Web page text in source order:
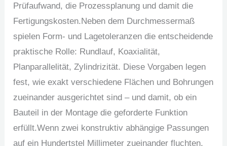
Prüfaufwand, die Prozessplanung und damit die
Fertigungskosten.Neben dem Durchmessermaß
spielen Form- und Lagetoleranzen die entscheidende
praktische Rolle: Rundlauf, Koaxialität,
Planparallelität, Zylindrizität. Diese Vorgaben legen
fest, wie exakt verschiedene Flächen und Bohrungen
zueinander ausgerichtet sind – und damit, ob ein
Bauteil in der Montage die geforderte Funktion
erfüllt.Wenn zwei konstruktiv abhängige Passungen
auf ein Hundertstel Millimeter zueinander fluchten,